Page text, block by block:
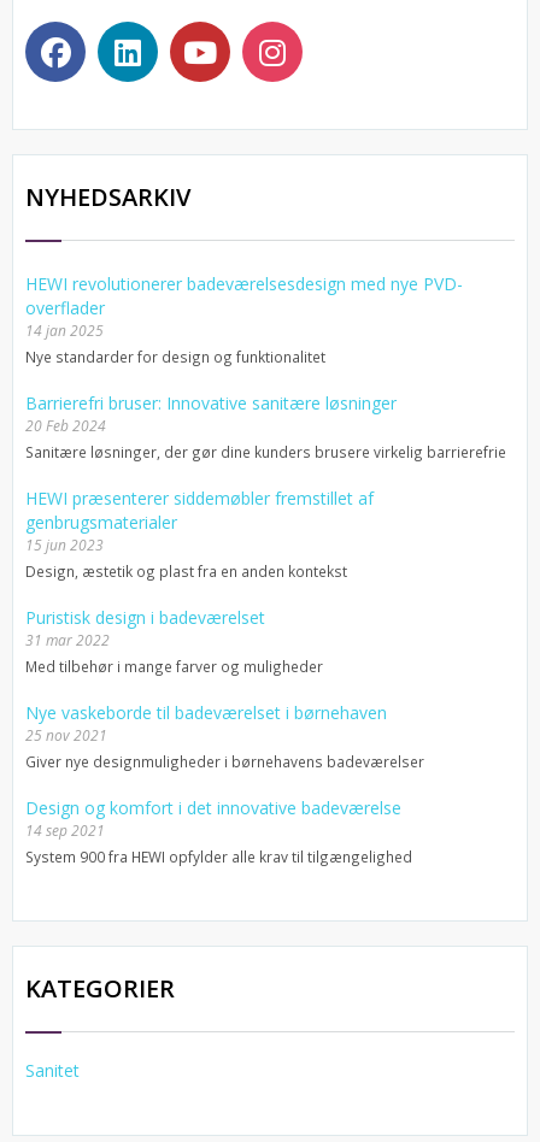
NYHEDSARKIV
HEWI revolutionerer badeværelsesdesign med nye PVD-
overflader
14 jan 2025
Nye standarder for design og funktionalitet
Barrierefri bruser: Innovative sanitære løsninger
20 Feb 2024
Sanitære løsninger, der gør dine kunders brusere virkelig barrierefrie
HEWI præsenterer siddemøbler fremstillet af
genbrugsmaterialer
15 jun 2023
Design, æstetik og plast fra en anden kontekst
Puristisk design i badeværelset
31 mar 2022
Med tilbehør i mange farver og muligheder
Nye vaskeborde til badeværelset i børnehaven
25 nov 2021
Giver nye designmuligheder i børnehavens badeværelser
Design og komfort i det innovative badeværelse
14 sep 2021
System 900 fra HEWI opfylder alle krav til tilgængelighed
KATEGORIER
Sanitet